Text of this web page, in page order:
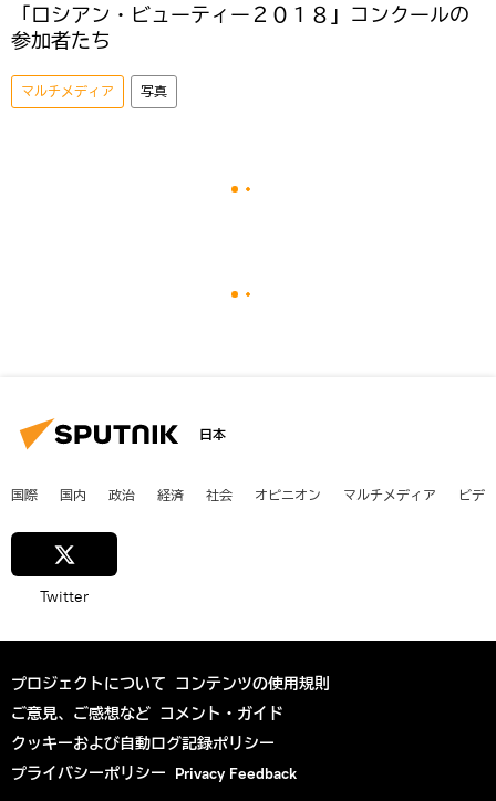
「ロシアン・ビューティー２０１８」コンクールの
参加者たち
マルチメディア 写真
日本
国際 国内 政治 経済 社会 オピニオン マルチメディア ビデ
Twitter
プロジェクトについて コンテンツの使用規則
ご意見、ご感想など コメント・ガイド
クッキーおよび自動ログ記録ポリシー
プライバシーポリシー Privacy Feedback